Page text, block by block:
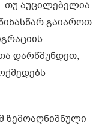
თუ აუცილებელია
გაიაროთ
დარწმუნდეთ,
ზემოაღნიშნული